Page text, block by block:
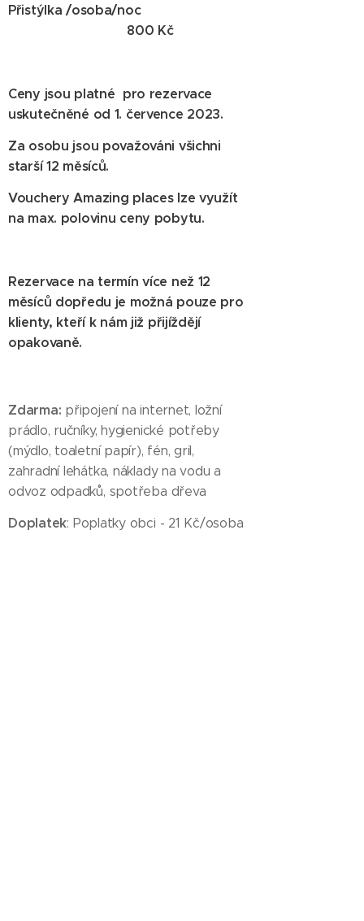
Přistýlka /osoba/noc
800 Kč
Ceny jsou platné pro rezervace
uskutečněné od 1. července 2023.
Za osobu jsou považováni všichni
starší 12 měsíců.
Vouchery Amazing places lze využít
na max. polovinu ceny pobytu.
Rezervace na termín více než 12
měsíců dopředu je možná pouze pro
klienty, kteří k nám již přijíždějí
opakovaně.
Zdarma: připojení na internet, ložní
prádlo, ručníky, hygienické potřeby
(mýdlo, toaletní papír), fén, gril,
zahradní lehátka, náklady na vodu a
odvoz odpadků, spotřeba dřeva
Doplatek: Poplatky obci - 21 Kč/osoba